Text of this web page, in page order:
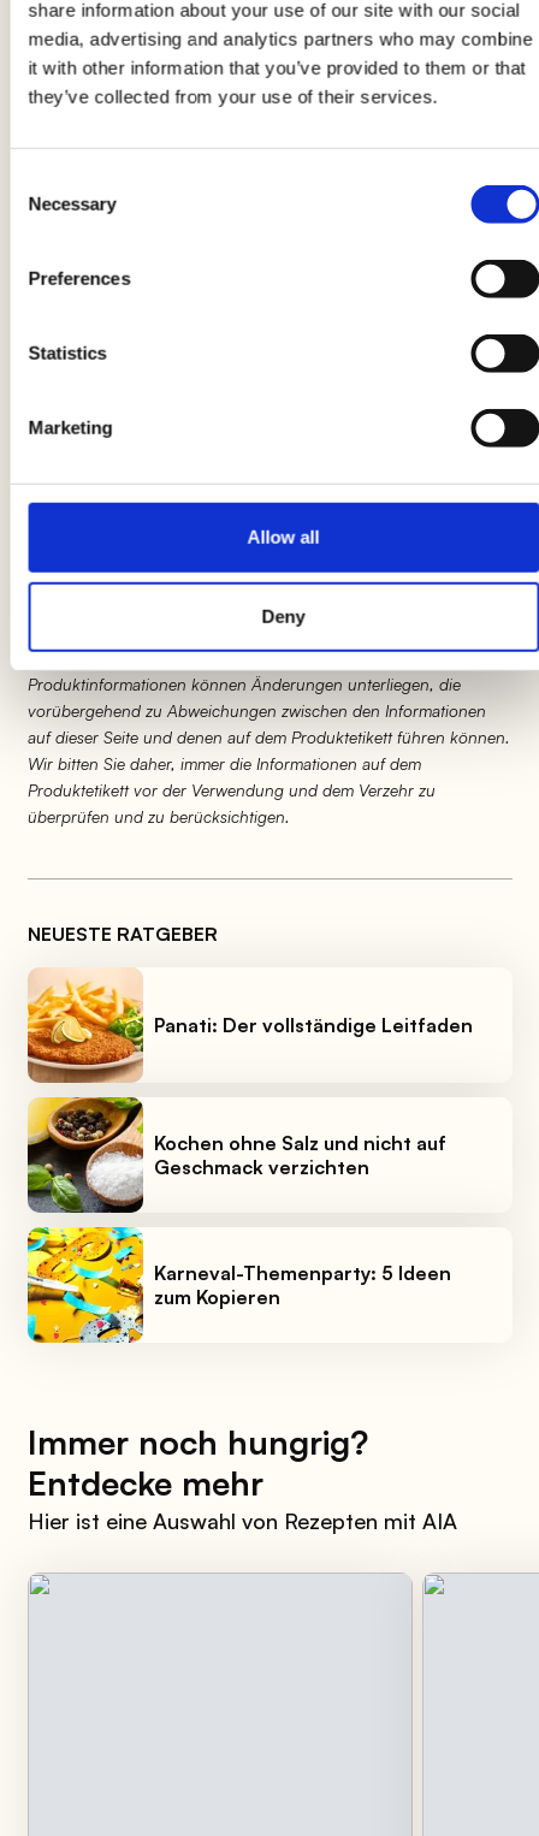
share information about your use of our site with our social
media, advertising and analytics partners who may combine
it with other information that you’ve provided to them or that
they’ve collected from your use of their services.
Selection
Necessary
Preferences
Statistics
Marketing
Allow all
Deny
in einer Schüssel3 Eigelb und ein ganzes Ei
mit demgeriebenen Pecorino(etwa zwei
Esslöffel),Salz und Pfeffer. Fügen Sie einen
mit dem Schneebesen, bis Sie eine Creme
5
Herd aus und nehmen Sie den Topf vom Herd:
geriebenen Pecorino
Eiercremehinzu und rühren Sie alles schnell um,
und servieren Sie sofort!
Produktinformationen können Änderungen unterliegen, die
vorübergehend zu Abweichungen zwischen den Informationen
auf dieser Seite und denen auf dem Produktetikett führen können.
Wir bitten Sie daher, immer die Informationen auf dem
Produktetikett vor der Verwendung und dem Verzehr zu
überprüfen und zu berücksichtigen.
NEUESTE RATGEBER
Panati: Der vollständige Leitfaden
Kochen ohne Salz und nicht auf
Geschmack verzichten
Karneval-Themenparty: 5 Ideen
zum Kopieren
Immer noch hungrig?
Entdecke mehr
Hier ist eine Auswahl von Rezepten mit AIA